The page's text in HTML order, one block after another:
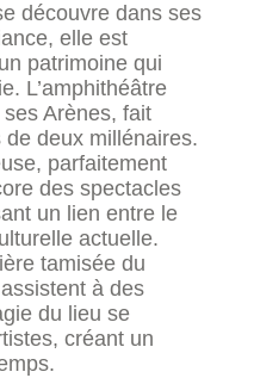
découvre dans ses
elle est
patrimoine qui
L’amphithéâtre
Arènes, fait
deux millénaires.
parfaitement
des spectacles
un lien entre le
actuelle.
tamisée du
à des
du lieu se
créant un